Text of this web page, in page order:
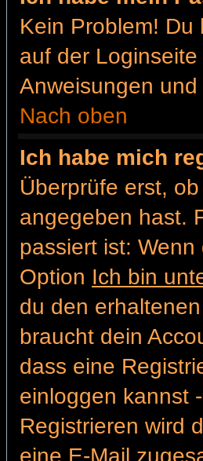
Kein Problem!
auf der
Anweisungen
Nach oben
Ich habe mich
Überprüfe erst,
angegeben hast.
passiert ist:
Option Ich bin
du den
braucht dein
dass eine
einloggen kannst
Registrieren wird
eine E-Mail